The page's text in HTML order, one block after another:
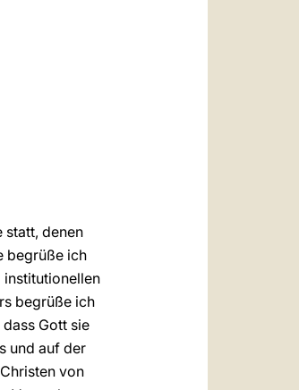
statt, denen
begrüße ich
institutionellen
begrüße ich
Gott sie
und auf der
von